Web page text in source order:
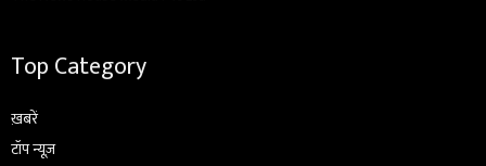
Top Category
ख़बरें
टॉप न्यूज़